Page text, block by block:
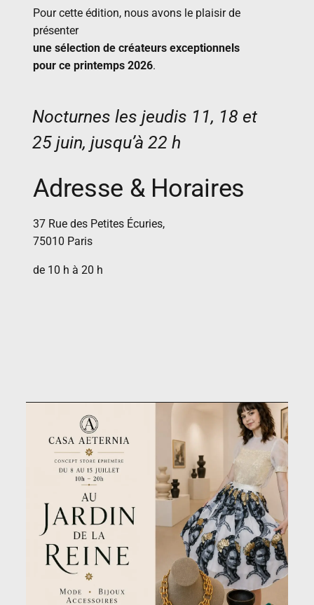
Pour cette édition, nous avons le plaisir de
présenter
une sélection de créateurs exceptionnels
pour ce printemps 2026.
Nocturnes les jeudis 11, 18 et
25 juin, jusqu’à 22 h
Adresse & Horaires
37 Rue des Petites Écuries,
75010 Paris
de 10 h à 20 h